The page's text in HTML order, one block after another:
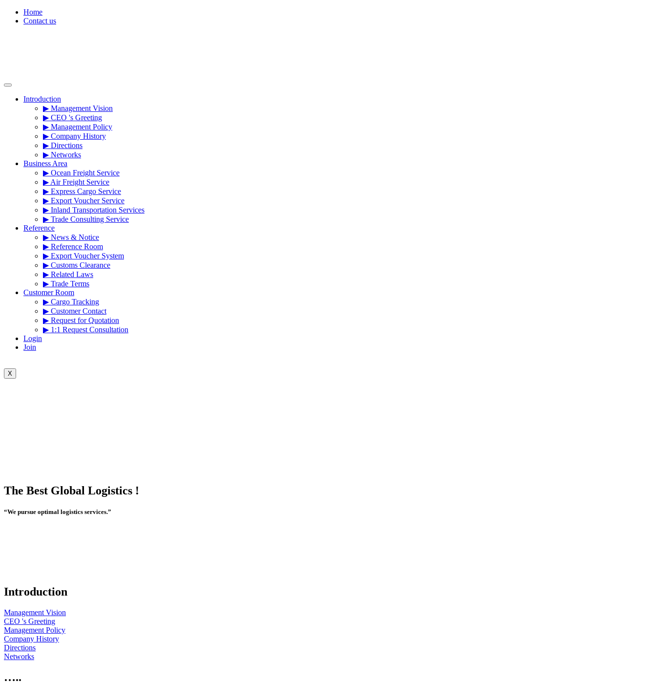
Skip
Home
Contact us
Introduction
▶ Management Vision
▶ CEO 's Greeting
▶ Management Policy
▶ Company History
▶ Directions
▶ Networks
Business Area
▶ Ocean Freight Service
▶ Air Freight Service
▶ Express Cargo Service
▶ Export Voucher Service
▶ Inland Transportation Services
▶ Trade Consulting Service
Reference
▶ News & Notice
▶ Reference Room
▶ Export Voucher System
▶ Customs Clearance
▶ Related Laws
▶ Trade Terms
Customer Room
▶ Cargo Tracking
▶ Customer Contact
▶ Request for Quotation
▶ 1:1 Request Consultation
Login
Join
X
The Best Global Logistics !
“We pursue optimal logistics services.”
Introduction
Management Vision
CEO 's Greeting
Management Policy
Company History
Directions
Networks
…..